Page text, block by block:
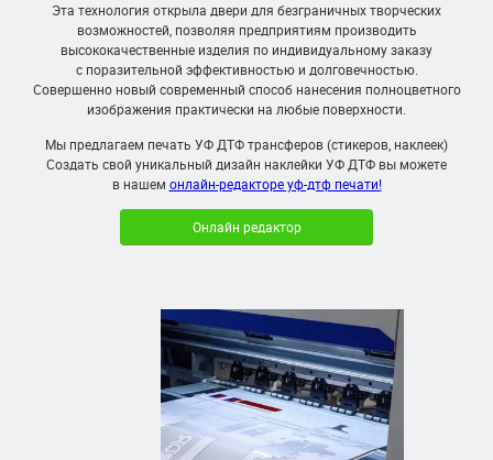
Эта технология открыла двери для безграничных творческих
возможностей, позволяя предприятиям производить
высококачественные изделия по индивидуальному заказу
с поразительной эффективностью и долговечностью.
Совершенно новый современный способ нанесения полноцветного
изображения практически на любые поверхности.
Мы предлагаем печать УФ ДТФ трансферов (стикеров, наклеек)
Создать свой уникальный дизайн наклейки УФ ДТФ вы можете
в нашем онлайн-редакторе уф-дтф печати!
Онлайн редактор